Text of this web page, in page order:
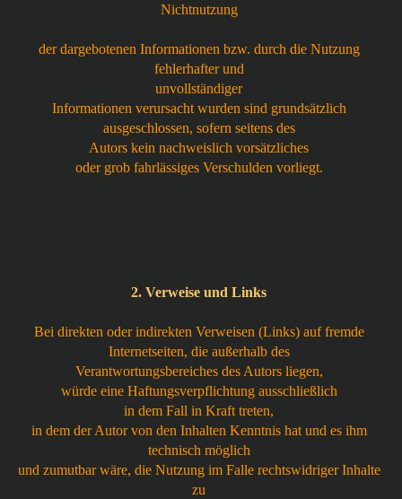
Nichtnutzung
der dargebotenen Informationen bzw. durch die Nutzung
fehlerhafter und
unvollständiger
Informationen verursacht wurden sind grundsätzlich
ausgeschlossen, sofern seitens des
Autors kein nachweislich vorsätzliches
oder grob fahrlässiges Verschulden vorliegt.
2. Verweise und Links
Bei direkten oder indirekten Verweisen (Links) auf fremde
Internetseiten, die außerhalb des
Verantwortungsbereiches des Autors liegen,
würde eine Haftungsverpflichtung ausschließlich
in dem Fall in Kraft treten,
in dem der Autor von den Inhalten Kenntnis hat und es ihm
technisch möglich
und zumutbar wäre, die Nutzung im Falle rechtswidriger Inhalte
zu